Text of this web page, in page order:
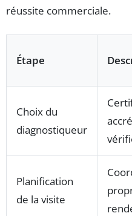
réussite commerciale.
Étape
Choix du
diagnostiqueur
Planification
de la visite